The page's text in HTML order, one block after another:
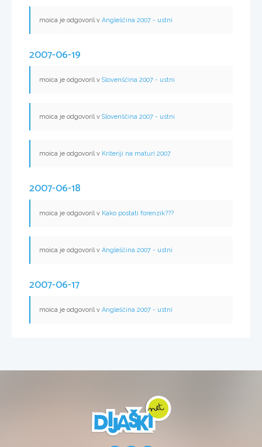
moica je odgovoril v Angleščina 2007 - ustni
2007-06-19
moica je odgovoril v Slovenščina 2007 - ustni
moica je odgovoril v Slovenščina 2007 - ustni
moica je odgovoril v Kriteriji na maturi 2007
2007-06-18
moica je odgovoril v Kako postati forenzik???
moica je odgovoril v Angleščina 2007 - ustni
2007-06-17
moica je odgovoril v Angleščina 2007 - ustni